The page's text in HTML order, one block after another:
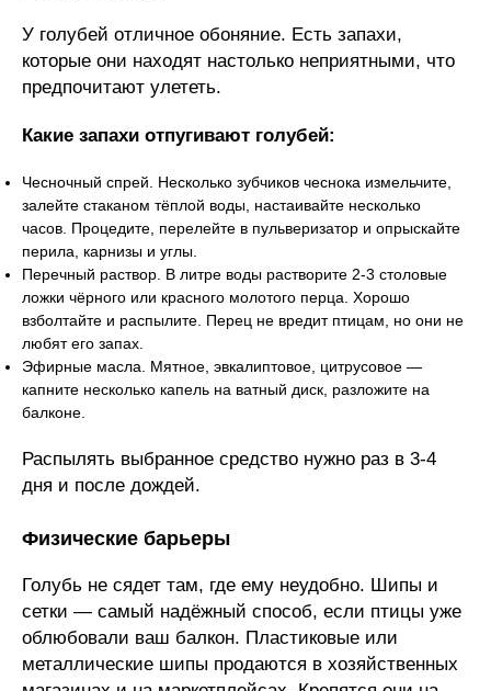
У голубей отличное обоняние. Есть запахи,
которые они находят настолько неприятными, что
предпочитают улететь.
Какие запахи отпугивают голубей:
Чесночный спрей. Несколько зубчиков чеснока измельчите,
залейте стаканом тёплой воды, настаивайте несколько
часов. Процедите, перелейте в пульверизатор и опрыскайте
перила, карнизы и углы.
Перечный раствор. В литре воды растворите 2-3 столовые
ложки чёрного или красного молотого перца. Хорошо
взболтайте и распылите. Перец не вредит птицам, но они не
любят его запах.
Эфирные масла. Мятное, эвкалиптовое, цитрусовое —
капните несколько капель на ватный диск, разложите на
балконе.
Распылять выбранное средство нужно раз в 3-4
дня и после дождей.
Физические барьеры
Голубь не сядет там, где ему неудобно. Шипы и
сетки — самый надёжный способ, если птицы уже
облюбовали ваш балкон. Пластиковые или
металлические шипы продаются в хозяйственных